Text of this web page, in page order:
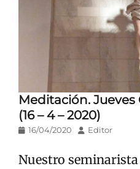
Meditación. Jueves
(16 – 4 – 2020)
Publicado
16/04/2020 AutorEditor
Nuestro